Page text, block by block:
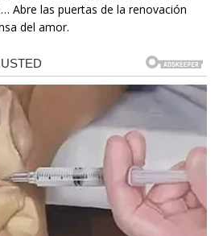
Abre las puertas de la renovación
del amor.